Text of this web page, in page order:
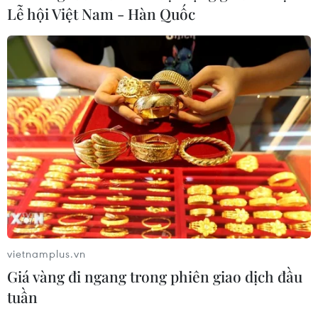
Vietjet
09/08/2026 09:11
Xem thêm
CƠ QUAN CHỦ QUẢN: THÔNG TẤN XÃ VIỆT NAM
Tổng Biên tập: TRẦN TIẾN DUẨN
Phó Tổng Biên tập: NGUYỄN THỊ TÁM, KHÚC THANH
THỦY
Sở hữu trí tuệ
Lễ hội Việt Nam - Hàn Quốc
vietnamplus.vn
Giá vàng đi ngang trong phiên giao dịch đầu
tuần